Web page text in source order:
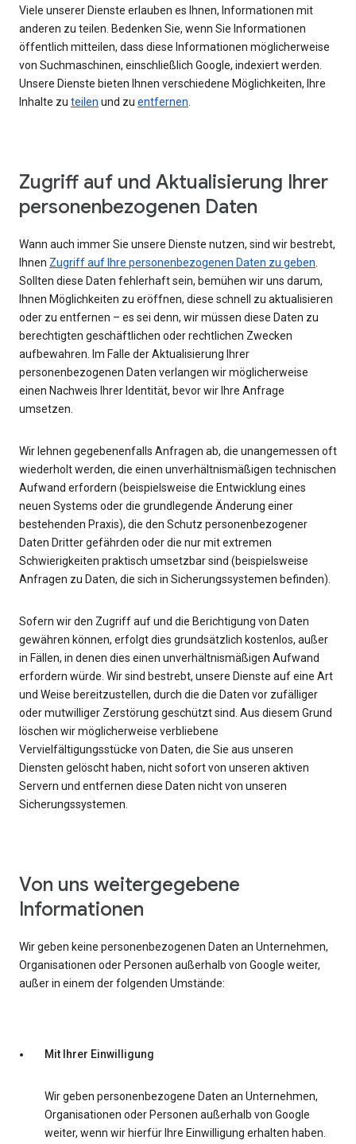
Viele unserer Dienste erlauben es Ihnen, Informationen mit
anderen zu teilen. Bedenken Sie, wenn Sie Informationen
öffentlich mitteilen, dass diese Informationen möglicherweise
von Suchmaschinen, einschließlich Google, indexiert werden.
Unsere Dienste bieten Ihnen verschiedene Möglichkeiten, Ihre
Inhalte zu teilen und zu entfernen.
Zugriff auf und Aktualisierung Ihrer
personenbezogenen Daten
Wann auch immer Sie unsere Dienste nutzen, sind wir bestrebt,
Ihnen Zugriff auf Ihre personenbezogenen Daten zu geben.
Sollten diese Daten fehlerhaft sein, bemühen wir uns darum,
Ihnen Möglichkeiten zu eröffnen, diese schnell zu aktualisieren
oder zu entfernen – es sei denn, wir müssen diese Daten zu
berechtigten geschäftlichen oder rechtlichen Zwecken
aufbewahren. Im Falle der Aktualisierung Ihrer
personenbezogenen Daten verlangen wir möglicherweise
einen Nachweis Ihrer Identität, bevor wir Ihre Anfrage
umsetzen.
Wir lehnen gegebenenfalls Anfragen ab, die unangemessen oft
wiederholt werden, die einen unverhältnismäßigen technischen
Aufwand erfordern (beispielsweise die Entwicklung eines
neuen Systems oder die grundlegende Änderung einer
bestehenden Praxis), die den Schutz personenbezogener
Daten Dritter gefährden oder die nur mit extremen
Schwierigkeiten praktisch umsetzbar sind (beispielsweise
Anfragen zu Daten, die sich in Sicherungssystemen befinden).
Sofern wir den Zugriff auf und die Berichtigung von Daten
gewähren können, erfolgt dies grundsätzlich kostenlos, außer
in Fällen, in denen dies einen unverhältnismäßigen Aufwand
erfordern würde. Wir sind bestrebt, unsere Dienste auf eine Art
und Weise bereitzustellen, durch die die Daten vor zufälliger
oder mutwilliger Zerstörung geschützt sind. Aus diesem Grund
löschen wir möglicherweise verbliebene
Vervielfältigungsstücke von Daten, die Sie aus unseren
Diensten gelöscht haben, nicht sofort von unseren aktiven
Servern und entfernen diese Daten nicht von unseren
Sicherungssystemen.
Von uns weitergegebene
Informationen
Wir geben keine personenbezogenen Daten an Unternehmen,
Organisationen oder Personen außerhalb von Google weiter,
außer in einem der folgenden Umstände:
Mit Ihrer Einwilligung
Wir geben personenbezogene Daten an Unternehmen,
Organisationen oder Personen außerhalb von Google
weiter, wenn wir hierfür Ihre Einwilligung erhalten haben.